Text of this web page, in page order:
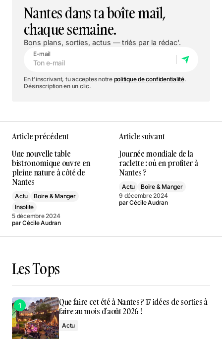
Nantes dans ta boîte mail,
chaque semaine.
Bons plans, sorties, actus — triés par la rédac'.
E-mail
En t'inscrivant, tu acceptes notre politique de confidentialité.
Désinscription en un clic.
Article précédent
Une nouvelle table
bistronomique ouvre en
pleine nature à côté de
Nantes
Actu
Boire & Manger
Insolite
5 décembre 2024
parCécile Audran
Article suivant
Journée mondiale de la
raclette : où en profiter à
Nantes ?
Actu
Boire & Manger
9 décembre 2024
parCécile Audran
Les Tops
Que faire cet été à Nantes ? 17 idées de sorties à
faire au mois d’août 2026 !
Actu